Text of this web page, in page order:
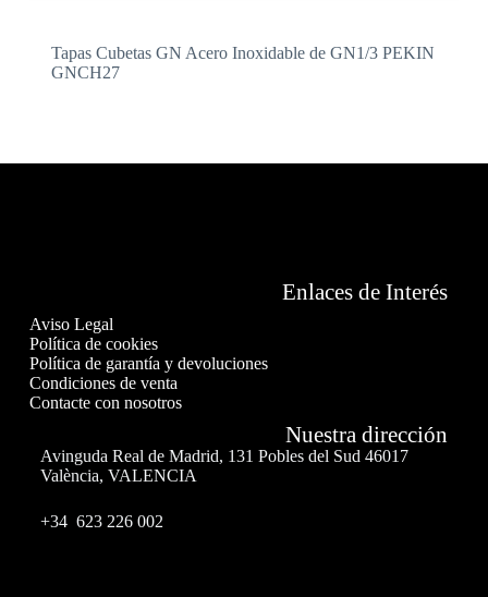
Tapas Cubetas GN Acero Inoxidable de GN1/3 PEKIN
GNCH27
Enlaces de Interés
Aviso Legal
Política de cookies
Política de garantía y devoluciones
Condiciones de venta
Contacte con nosotros
Nuestra dirección
Avinguda Real de Madrid, 131 Pobles del Sud 46017
València, VALENCIA
+34 623 226 002